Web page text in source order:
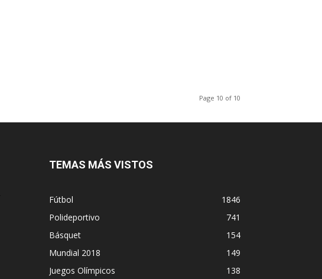
Page 10 of 10
TEMAS MÁS VISTOS
Fútbol
1846
Polideportivo
741
Básquet
154
Mundial 2018
149
Juegos Olímpicos
138